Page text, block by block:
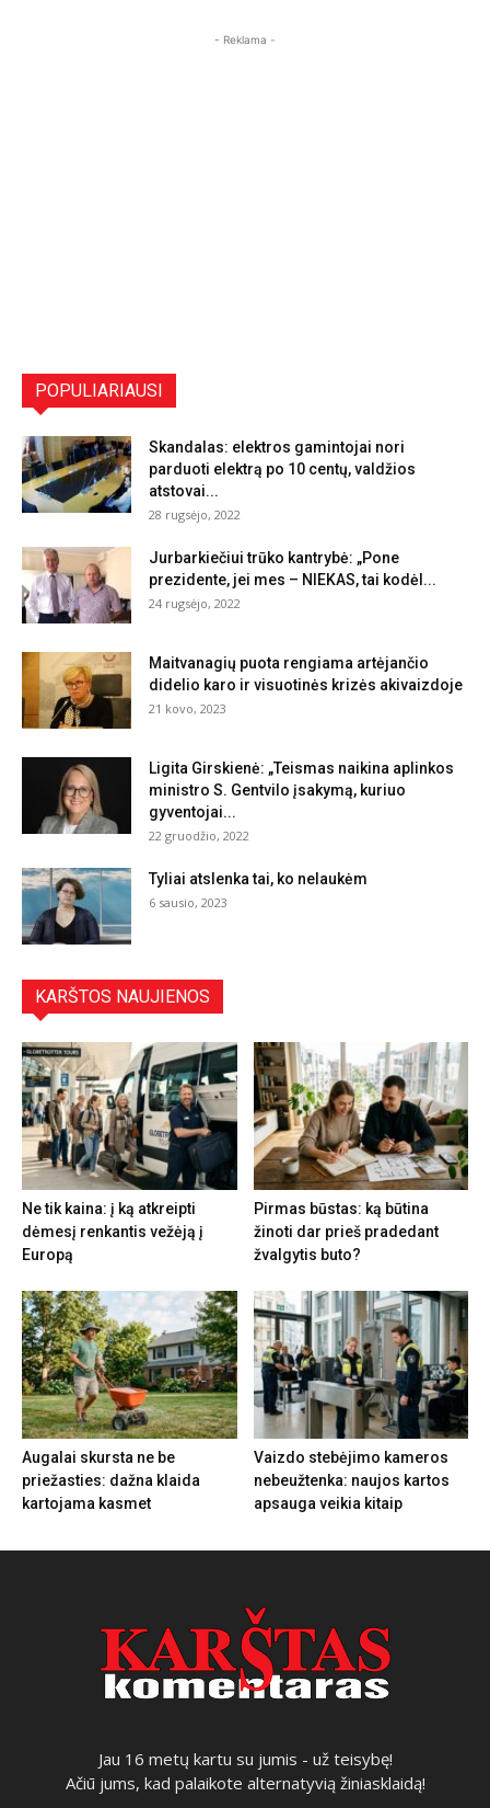
- Reklama -
POPULIARIAUSI
Skandalas: elektros gamintojai nori
parduoti elektrą po 10 centų, valdžios
atstovai...
28 rugsėjo, 2022
Jurbarkiečiui trūko kantrybė: „Pone
prezidente, jei mes – NIEKAS, tai kodėl...
24 rugsėjo, 2022
Maitvanagių puota rengiama artėjančio
didelio karo ir visuotinės krizės akivaizdoje
21 kovo, 2023
Ligita Girskienė: „Teismas naikina aplinkos
ministro S. Gentvilo įsakymą, kuriuo
gyventojai...
22 gruodžio, 2022
Tyliai atslenka tai, ko nelaukėm
6 sausio, 2023
KARŠTOS NAUJIENOS
Ne tik kaina: į ką atkreipti
dėmesį renkantis vežėją į
Europą
Pirmas būstas: ką būtina
žinoti dar prieš pradedant
žvalgytis buto?
Augalai skursta ne be
priežasties: dažna klaida
kartojama kasmet
Vaizdo stebėjimo kameros
nebeužtenka: naujos kartos
apsauga veikia kitaip
Jau 16 metų kartu su jumis - už teisybę!
Ačiū jums, kad palaikote alternatyvią žiniasklaidą!